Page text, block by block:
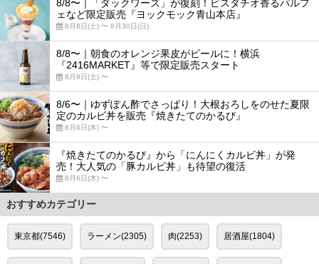
8/8〜｜「ダックワーズ」が復刻！ピスタチオ香るパルフ
ェなど限定販売『ヨックモック青山本店』
8月8日(土) 〜 8月30日(日)
8/8〜｜朝食のオレンジ果皮がビールに！横浜
『2416MARKET』等で限定販売スタート
8月8日(土) 〜
8/6〜｜ゆずぽん酢でさっぱり！大根おろしをのせた夏限
定のカルビ丼を販売『焼きたてのかるび』
8月6日(木) 〜
『焼きたてのかるび』から「にんにくカルビ丼」が発
売！大人気の「豚カルビ丼」も待望の復活
8月6日(木) 〜
おすすめカテゴリー
東京都(7546) ラーメン(2305) 肉(2253) 居酒屋(1804)